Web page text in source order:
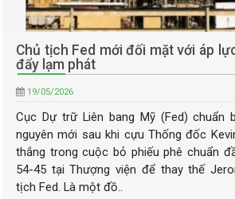
Chủ tịch Fed mới đối mặt với áp
đẩy lạm phát
19/05/2026
Cục Dự trữ Liên bang Mỹ (Fed)
nguyên mới sau khi cựu Thống đốc
thắng trong cuộc bỏ phiếu phê chuẩn
54-45 tại Thượng viện để thay thế
tịch Fed. Là một đồ..